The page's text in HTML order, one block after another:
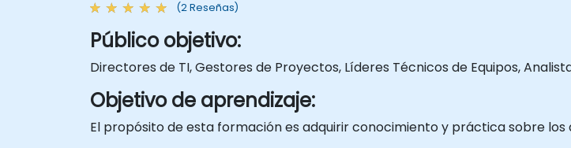
(2 Reseñas)
Público objetivo:
Directores de TI, Gestores de Proyectos, Líderes Técnicos de Equipos,
Objetivo de aprendizaje:
El propósito de esta formación es adquirir conocimiento y práctica sobre